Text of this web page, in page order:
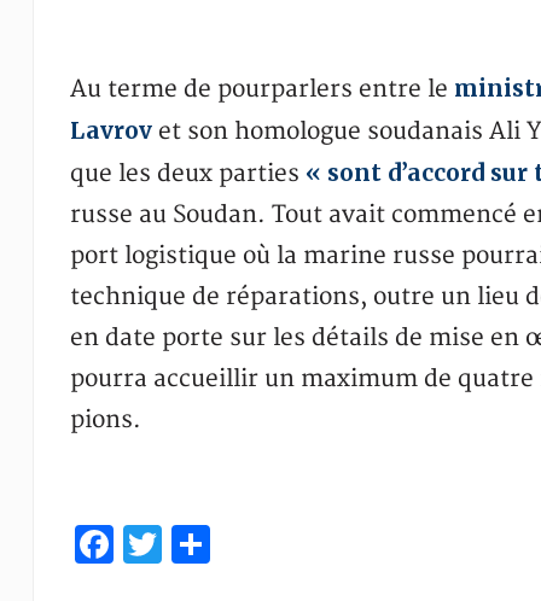
Au terme de pourparlers entre le
Lavrovet son homologue soudanais Ali
que les deux parties « sont d’accord sur
russe au Soudan. Tout avait commencé
port logistique où la marine russe
technique de réparations, outre un lieu
en date porte sur les détails de mise en
pourra accueillir un maximum de quatre
pions.
Facebook
Twitter
Share